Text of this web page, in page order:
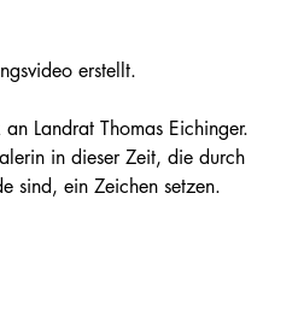
erstellt.
Landrat Thomas Eichinger.
in dieser Zeit, die durch
sind, ein Zeichen setzen.